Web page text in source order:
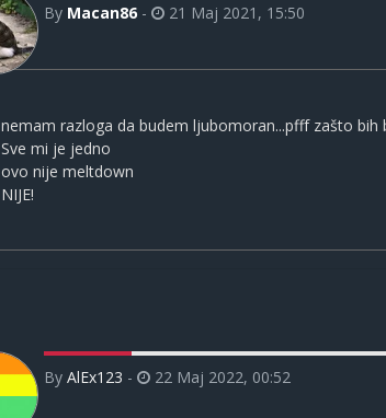
By Macan86 - 21 Maj 2021, 15:50
nemam razloga da budem ljubomoran...pfff zašto bih
Sve mi je jedno
ovo nije meltdown
NIJE!
By AlEx123 - 22 Maj 2022, 00:52